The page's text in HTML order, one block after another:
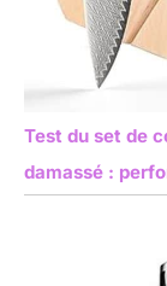
Test du set de
damassé :